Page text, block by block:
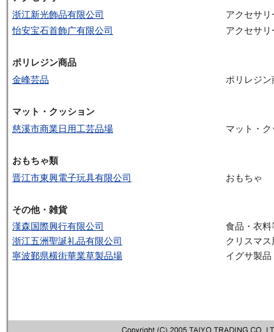
浙江新光飾品有限公司
アクセサリ
怡安宝石首飾广有限公司
アクセサリ
ポリレジン商品
金峰芸品
ポリレジン
マット・クッション
慈溪市商業日用工芸品場
マット・
おもちゃ類
晋江市東興電子玩具有限公司
おもちゃ
その他・雑貨
漢森国際興行有限公司
食品・衣料
浙江五洲聖誕礼品有限公司
クリスマス
寧波鄞県横街華業草製品場
イグサ製品